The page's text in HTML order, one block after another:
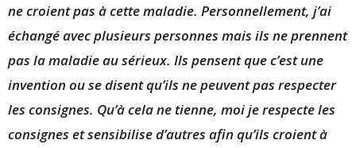
ne croient pas à cette maladie. Personnellement, j’ai
échangé avec plusieurs personnes mais ils ne prennent
pas la maladie au sérieux. Ils pensent que c’est une
invention ou se disent qu’ils ne peuvent pas respecter
les consignes. Qu’à cela ne tienne, moi je respecte les
consignes et sensibilise d’autres afin qu’ils croient à